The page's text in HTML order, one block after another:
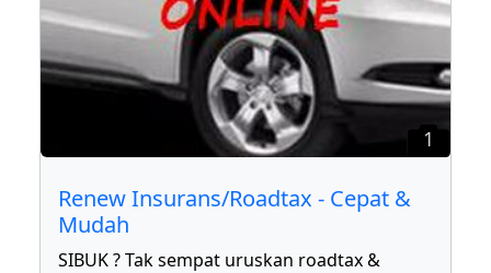
1
Renew Insurans/Roadtax - Cepat &
Mudah
SIBUK ? Tak sempat uruskan roadtax &